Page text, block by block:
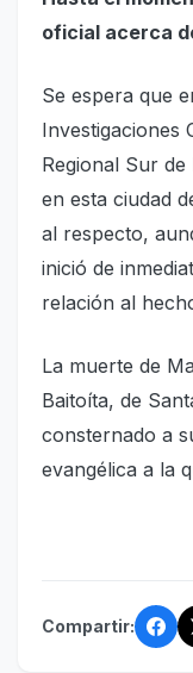
oficial acerca
Se espera que
Investigaciones
Regional Sur
en esta ciudad
al respecto,
inició de
relación al
La muerte de
Baitoíta, de
consternado a
evangélica a la
Compartir: